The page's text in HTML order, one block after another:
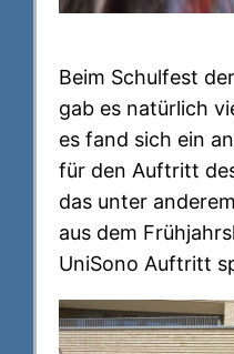
Beim Schulfest
gab es natürlich
es fand sich ein
für den Auftritt
das unter
aus dem
UniSono Auftritt